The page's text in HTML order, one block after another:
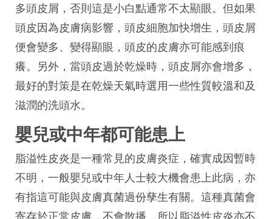
多頭皮屑，否則這是小白點通常不太顯眼。但如果
頭皮因為皮膚病影響，頭皮細胞加快增生，頭皮屑
便會變多、變得顯眼，頭皮的皮膚亦可能感到痕
癢。另外，當頭皮過於乾燥時，頭皮屑亦會增多，
最好的對策是在乾燥天氣時選用一些性質較溫和及
滋潤的洗頭水。
嬰兒或中年都可能患上
脂溢性皮炎是一種常見的皮膚炎症，確實成因暫時
不明，一般嬰兒或中年人士較大機會患上此病，亦
有指這可能與皮膚真菌過份孳生有關。這種真菌會
寄存於正常皮膚，不會散播，所以脂溢性皮炎亦不